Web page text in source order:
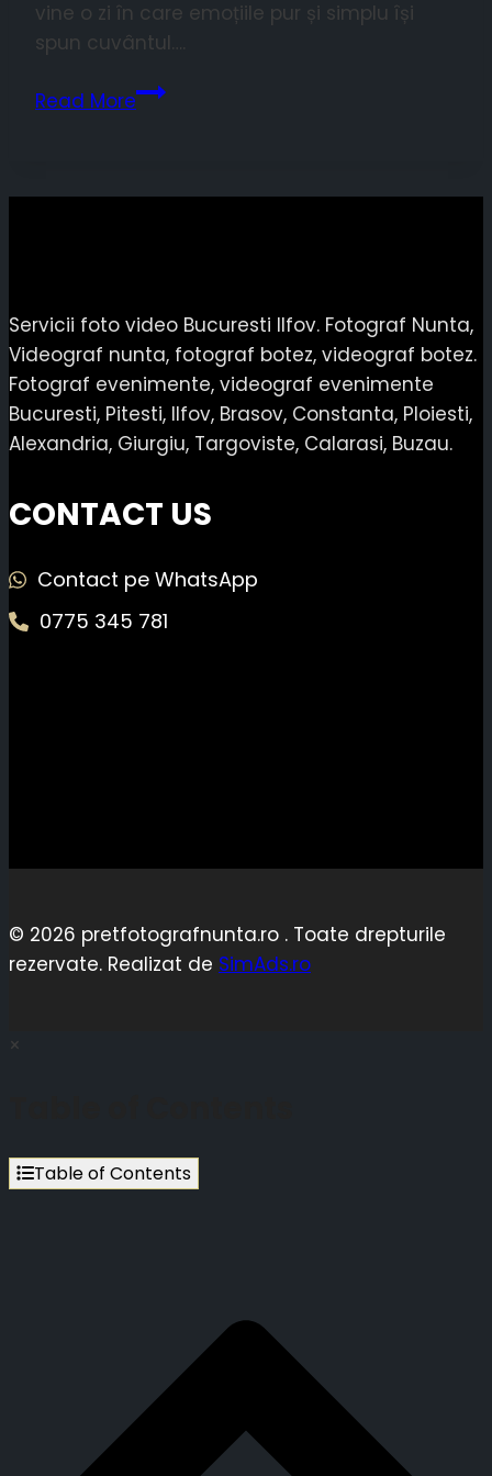
vine o zi în care emoțiile pur și simplu își
spun cuvântul….
Read More3
mai
reușit
–
Part
I
Servicii foto video Bucuresti Ilfov. Fotograf Nunta,
Videograf nunta, fotograf botez, videograf botez.
Fotograf evenimente, videograf evenimente
Bucuresti, Pitesti, Ilfov, Brasov, Constanta, Ploiesti,
Alexandria, Giurgiu, Targoviste, Calarasi, Buzau.
CONTACT US
Contact pe WhatsApp
0775 345 781
© 2026 pretfotografnunta.ro . Toate drepturile
rezervate. Realizat de SimAds.ro
×
Table of Contents